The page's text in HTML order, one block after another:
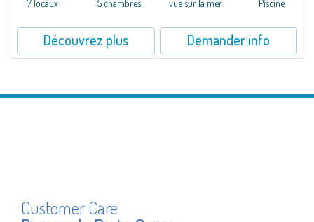
7 locaux 5 chambres vue sur la mer Piscine
Découvrez plus Demander info
Customer Care